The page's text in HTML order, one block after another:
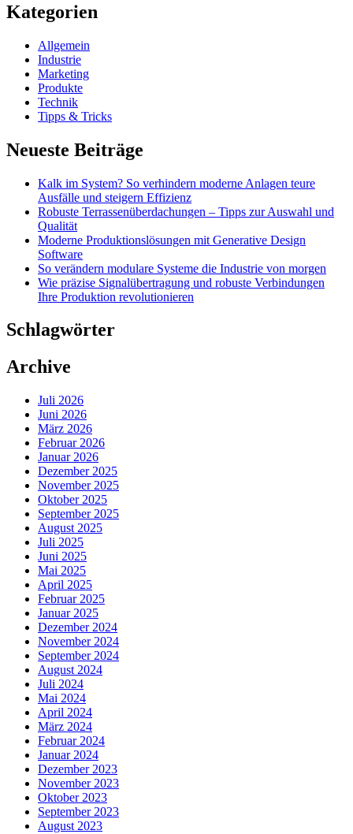
Kategorien
Allgemein
Industrie
Marketing
Produkte
Technik
Tipps & Tricks
Neueste Beiträge
Kalk im System? So verhindern moderne Anlagen teure
Ausfälle und steigern Effizienz
Robuste Terrassenüberdachungen – Tipps zur Auswahl und
Qualität
Moderne Produktionslösungen mit Generative Design
Software
So verändern modulare Systeme die Industrie von morgen
Wie präzise Signalübertragung und robuste Verbindungen
Ihre Produktion revolutionieren
Schlagwörter
Archive
Juli 2026
Juni 2026
März 2026
Februar 2026
Januar 2026
Dezember 2025
November 2025
Oktober 2025
September 2025
August 2025
Juli 2025
Juni 2025
Mai 2025
April 2025
Februar 2025
Januar 2025
Dezember 2024
November 2024
September 2024
August 2024
Juli 2024
Mai 2024
April 2024
März 2024
Februar 2024
Januar 2024
Dezember 2023
November 2023
Oktober 2023
September 2023
August 2023